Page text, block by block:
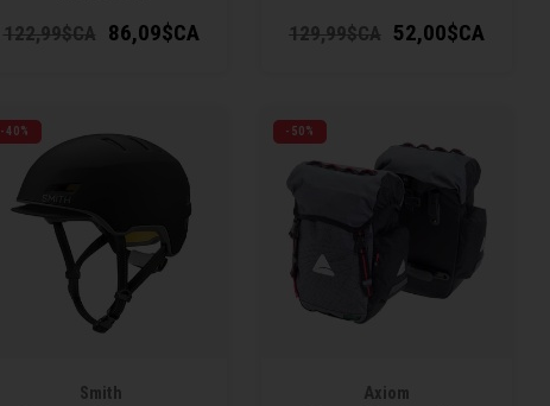
Oceanweave 9+
9.1L
122,99$CA 86,09$CA 129,99$CA 52,00$CA
-40%
Smith
-50%
Axiom